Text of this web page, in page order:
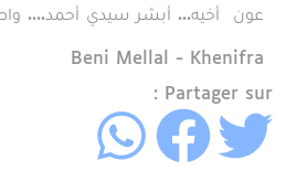
عون أخيه... أبشر سيدي أحمد....
Région
Beni Mellal - Khenifra
Partager sur :